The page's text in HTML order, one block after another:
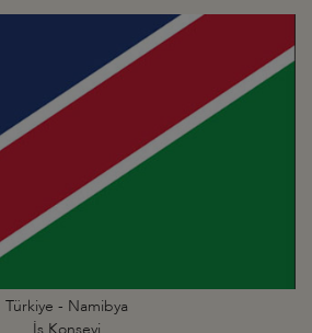
Türkiye - Namibya
İş Konseyi